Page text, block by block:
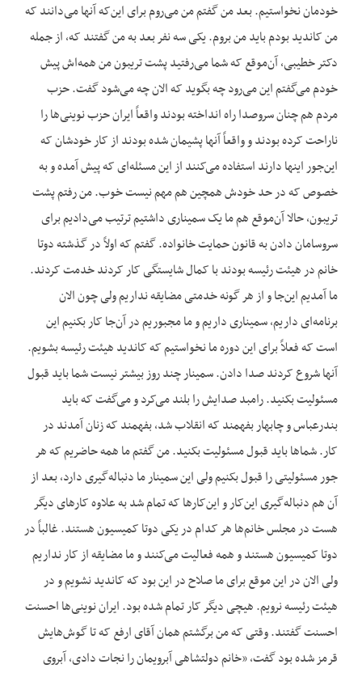
خودمان نخواستیم. بعد من گفتم من می‌روم برای این‌که آنها می‌دانند که
من کاندید بودم باید من بروم. یکی سه نفر بعد به من گفتند که، از جمله
دکتر خطیبی، آن‌موقع که شما می‌رفتید پشت تریبون من همه‌اش پیش
خودم می‌گفتم این می‌رود چه بگوید که الان چه می‌شود گفت. حزب
مردم هم چنان سروصدا راه انداخته بودند واقعاً ایران حزب نوینی‌ها را
ناراحت کرده بودند و واقعاً آنها پشیمان شده بودند از کار خودشان که
این‌جور اینها دارند استفاده می‌کنند از این مسئله‌ای که پیش آمده و به
خصوص که در حد خودش همچین هم مهم نیست خوب. من رفتم پشت
تریبون، حالا آن‌موقع هم ما یک سمیناری داشتیم ترتیب می‌دادیم برای
سروسامان دادن به قانون حمایت خانواده. گفتم که اولاً در گذشته دوتا
خانم در هیئت رئیسه بودند با کمال شایستگی کار کردند خدمت کردند.
ما آمدیم این‌جا و از هر گونه خدمتی مضایقه نداریم ولی چون الان
برنامه‌ای داریم، سمیناری داریم و ما مجبوریم در آن‌جا کار بکنیم این
است که فعلاً برای این دوره ما نخواستیم که کاندید هیئت رئیسه بشویم.
آنها شروع کردند صدا دادن. سمینار چند روز بیشتر نیست شما باید قبول
مسئولیت بکنید. رامبد صدایش را بلند می‌کرد و می‌گفت که باید
بندرعباس و چا‌بهار بفهمند که انقلاب شد، بفهمند که زنان آمدند در
کار. شماها باید قبول مسئولیت بکنید. من گفتم ما همه حاضریم که هر
جور مسئولیتی را قبول بکنیم ولی این سمینار ما دنباله‌گیری دارد، بعد از
آن هم دنباله‌گیری این‌کار و این‌کارها که تمام شد به علاوه کارهای دیگر
هست در مجلس خانم‌ها هر کدام در یکی دوتا کمیسیون هستند. غالباً در
دوتا کمیسیون هستند و همه فعالیت می‌کنند و ما مضایقه از کار نداریم
ولی الان در این موقع برای ما صلاح در این بود که کاندید نشویم و در
هیئت رئیسه نرویم. هیچی دیگر کار تمام شده بود. ایران نوینی‌ها احسنت
احسنت گفتند. وقتی که من برگشتم همان آقای ارفع که تا گوش‌هایش
قرمز شده بود گفت، «خانم دولتشاهی آبرویمان را نجات دادی، آبروی